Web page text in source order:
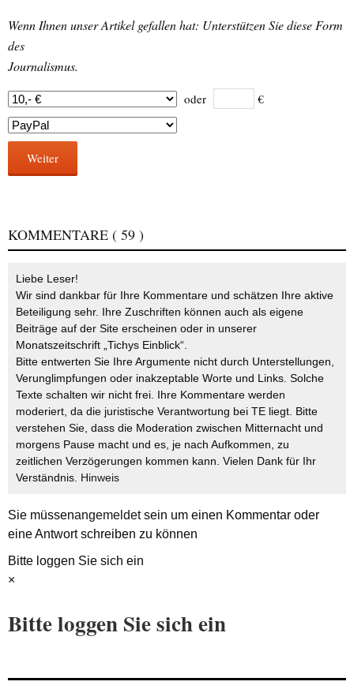
Wenn Ihnen unser Artikel gefallen hat: Unterstützen Sie diese Form
des
Journalismus.
oder €
Weiter
KOMMENTARE ( 59 )
Liebe Leser!
Wir sind dankbar für Ihre Kommentare und schätzen Ihre aktive
Beteiligung sehr. Ihre Zuschriften können auch als eigene
Beiträge auf der Site erscheinen oder in unserer
Monatszeitschrift „Tichys Einblick“.
Bitte entwerten Sie Ihre Argumente nicht durch Unterstellungen,
Verunglimpfungen oder inakzeptable Worte und Links. Solche
Texte schalten wir nicht frei. Ihre Kommentare werden
moderiert, da die juristische Verantwortung bei TE liegt. Bitte
verstehen Sie, dass die Moderation zwischen Mitternacht und
morgens Pause macht und es, je nach Aufkommen, zu
zeitlichen Verzögerungen kommen kann. Vielen Dank für Ihr
Verständnis. Hinweis
Sie müssenangemeldetsein um einen Kommentar oder
eine Antwort schreiben zu können
Bitte loggen Sie sich ein
×
Bitte loggen Sie sich ein